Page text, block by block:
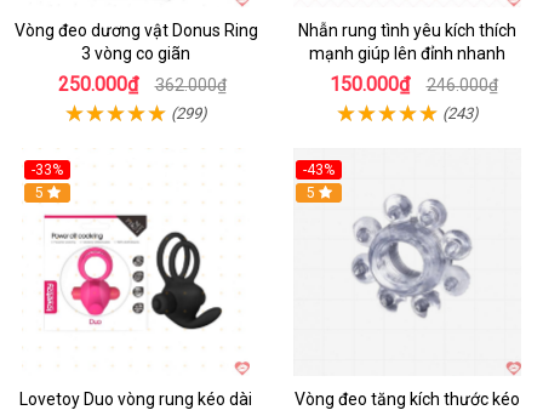
Vòng đeo dương vật Donus Ring
3 vòng co giãn
250.000₫ 362.000₫
(299)
Nhẫn rung tình yêu kích thích
mạnh giúp lên đỉnh nhanh
150.000₫ 246.000₫
(243)
-33%
Hot
5
Lovetoy Duo vòng rung kéo dài
-43%
Hot
5
Vòng đeo tăng kích thước kéo